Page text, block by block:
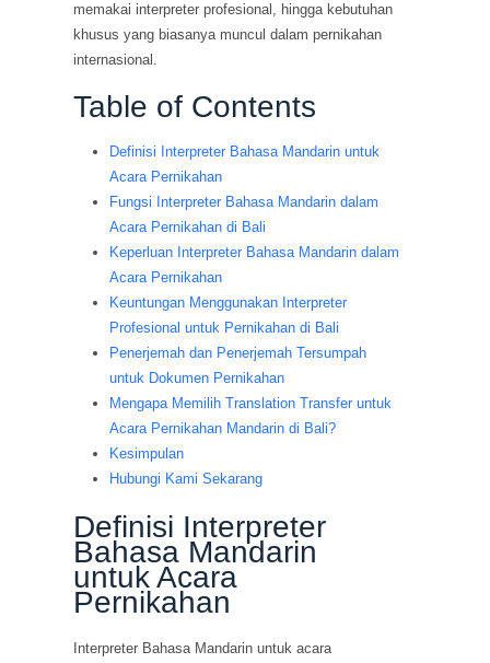
memakai interpreter profesional, hingga kebutuhan
khusus yang biasanya muncul dalam pernikahan
internasional.
Table of Contents
Definisi Interpreter Bahasa Mandarin untuk
Acara Pernikahan
Fungsi Interpreter Bahasa Mandarin dalam
Acara Pernikahan di Bali
Keperluan Interpreter Bahasa Mandarin dalam
Acara Pernikahan
Keuntungan Menggunakan Interpreter
Profesional untuk Pernikahan di Bali
Penerjemah dan Penerjemah Tersumpah
untuk Dokumen Pernikahan
Mengapa Memilih Translation Transfer untuk
Acara Pernikahan Mandarin di Bali?
Kesimpulan
Hubungi Kami Sekarang
Definisi Interpreter
Bahasa Mandarin
untuk Acara
Pernikahan
Interpreter Bahasa Mandarin untuk acara